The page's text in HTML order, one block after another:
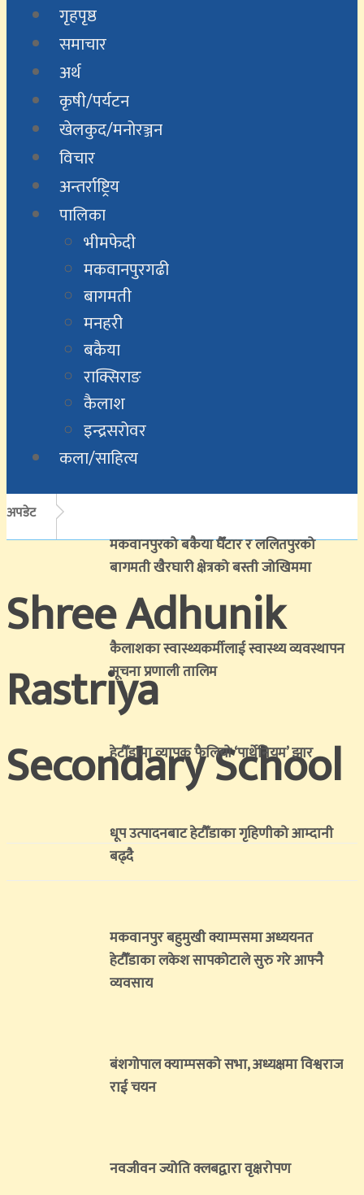
गृहपृष्ठ
समाचार
अर्थ
कृषी/पर्यटन
खेलकुद/मनोरञ्जन
विचार
अन्तर्राष्ट्रिय
पालिका
भीमफेदी
मकवानपुरगढी
बागमती
मनहरी
बकैया
राक्सिराङ
कैलाश
इन्द्रसरोवर
कला/साहित्य
अपडेट
मकवानपुरको बकैया घैँटार र ललितपुरको
बागमती खैरघारी क्षेत्रको बस्ती जोखिममा
कैलाशका स्वास्थ्यकर्मीलाई स्वास्थ्य व्यवस्थापन
सूचना प्रणाली तालिम
हेटौँडामा व्यापक फैलियो ‘पार्थेनियम’ झार
धूप उत्पादनबाट हेटौँडाका गृहिणीको आम्दानी
बढ्दै
मकवानपुर बहुमुखी क्याम्पसमा अध्ययनत
हेटौँडाका लकेश सापकोटाले सुरु गरे आफ्नै
व्यवसाय
बंशगोपाल क्याम्पसको सभा, अध्यक्षमा विश्वराज
राई चयन
नवजीवन ज्योति क्लबद्वारा वृक्षरोपण
Shree Adhunik
Rastriya
Secondary School